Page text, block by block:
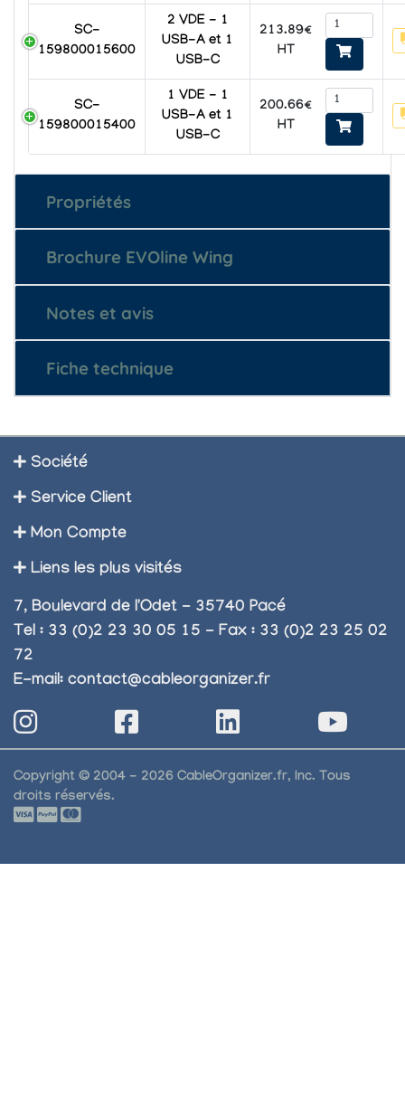
SC-
159800015600
2 VDE - 1
USB-A et 1
USB-C
213.89€
HT
SC-
159800015400
1 VDE - 1
USB-A et 1
USB-C
200.66€
HT
Propriétés
Brochure EVOline Wing
Notes et avis
Fiche technique
Société
Service Client
Mon Compte
Liens les plus visités
7, Boulevard de l'Odet - 35740 Pacé
Tel : 33 (0)2 23 30 05 15 - Fax : 33 (0)2 23 25 02
72
E-mail: contact@cableorganizer.fr
Copyright © 2004 - 2026 CableOrganizer.fr, Inc. Tous
droits réservés.